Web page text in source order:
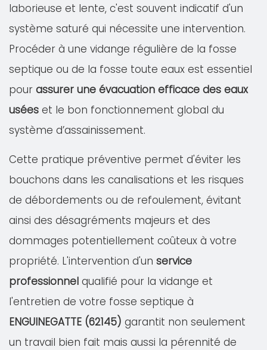
laborieuse et lente, c'est souvent indicatif d'un
système saturé qui nécessite une intervention.
Procéder à une vidange régulière de la fosse
septique ou de la fosse toute eaux est essentiel
pour assurer une évacuation efficace des eaux
usées et le bon fonctionnement global du
système d’assainissement.
Cette pratique préventive permet d'éviter les
bouchons dans les canalisations et les risques
de débordements ou de refoulement, évitant
ainsi des désagréments majeurs et des
dommages potentiellement coûteux à votre
propriété. L'intervention d'un service
professionnel qualifié pour la vidange et
l'entretien de votre fosse septique à
ENGUINEGATTE (62145) garantit non seulement
un travail bien fait mais aussi la pérennité de